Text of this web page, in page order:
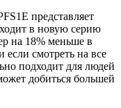
представляет
в новую серию
на 18% меньше в
смотреть на все
подходит для людей
добиться большей